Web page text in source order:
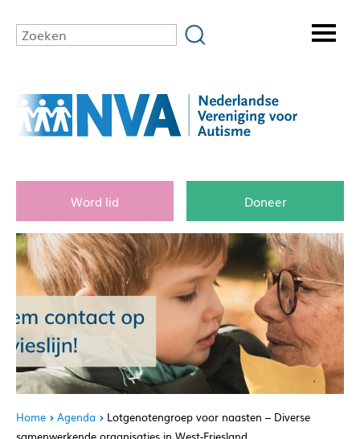
Word lid Doneer
Home Agenda
Lotgenotengroep voor naasten – Diverse